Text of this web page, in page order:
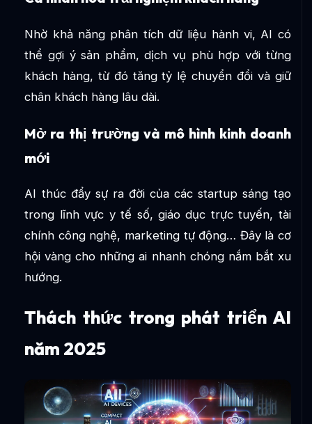
Nhờ khả năng phân tích dữ liệu hành vi, AI có
thể gợi ý sản phẩm, dịch vụ phù hợp với từng
khách hàng, từ đó tăng tỷ lệ chuyển đổi và giữ
chân khách hàng lâu dài.
Mở ra thị trường và mô hình kinh doanh
mới
AI thúc đẩy sự ra đời của các startup sáng tạo
trong lĩnh vực y tế số, giáo dục trực tuyến, tài
chính công nghệ, marketing tự động… Đây là cơ
hội vàng cho những ai nhanh chóng nắm bắt xu
hướng.
Thách thức trong phát triển AI
năm 2025